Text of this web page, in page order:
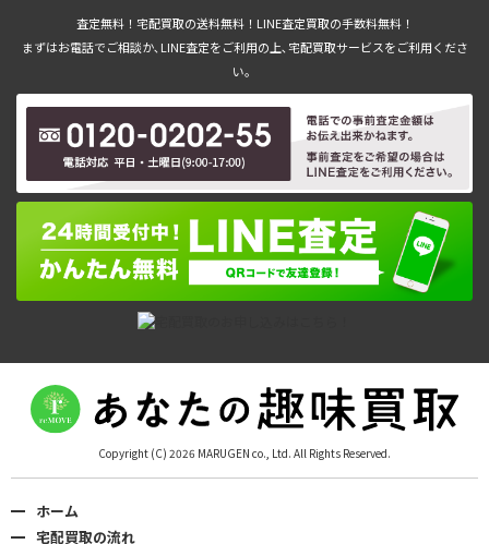
査定無料！宅配買取の送料無料！LINE査定買取の手数料無料！
まずはお電話でご相談か､LINE査定をご利用の上､宅配買取サービスをご利用くださ
い。
Copyright (C) 2026 MARUGEN co., Ltd. All Rights Reserved.
ホーム
宅配買取の流れ